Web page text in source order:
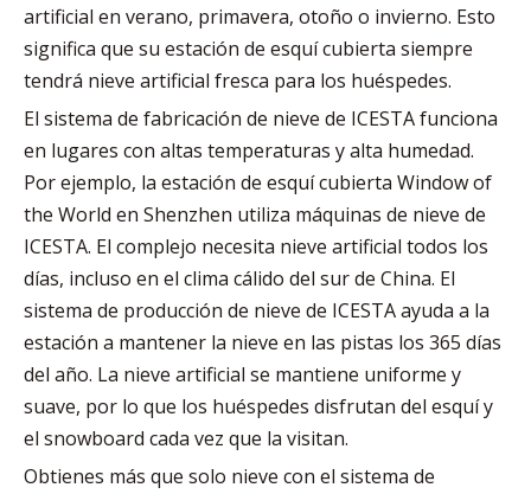
artificial en verano, primavera, otoño o invierno. Esto
significa que su estación de esquí cubierta siempre
tendrá nieve artificial fresca para los huéspedes.
El sistema de fabricación de nieve de ICESTA funciona
en lugares con altas temperaturas y alta humedad.
Por ejemplo, la estación de esquí cubierta Window of
the World en Shenzhen utiliza máquinas de nieve de
ICESTA. El complejo necesita nieve artificial todos los
días, incluso en el clima cálido del sur de China. El
sistema de producción de nieve de ICESTA ayuda a la
estación a mantener la nieve en las pistas los 365 días
del año. La nieve artificial se mantiene uniforme y
suave, por lo que los huéspedes disfrutan del esquí y
el snowboard cada vez que la visitan.
Obtienes más que solo nieve con el sistema de